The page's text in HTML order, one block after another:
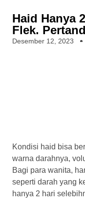
Haid Hanya
Flek.
Desember 12, 2023
Kondisi haid bisa
warna darahnya,
Bagi para wanita,
seperti darah yang
hanya 2 hari